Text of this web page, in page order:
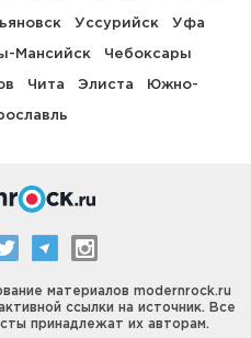
Уссурийск Уфа
Мансийск Чебоксары
Чита Элиста Южно-
материалов modernrock.ru
ссылки на источник. Все
принадлежат их авторам.